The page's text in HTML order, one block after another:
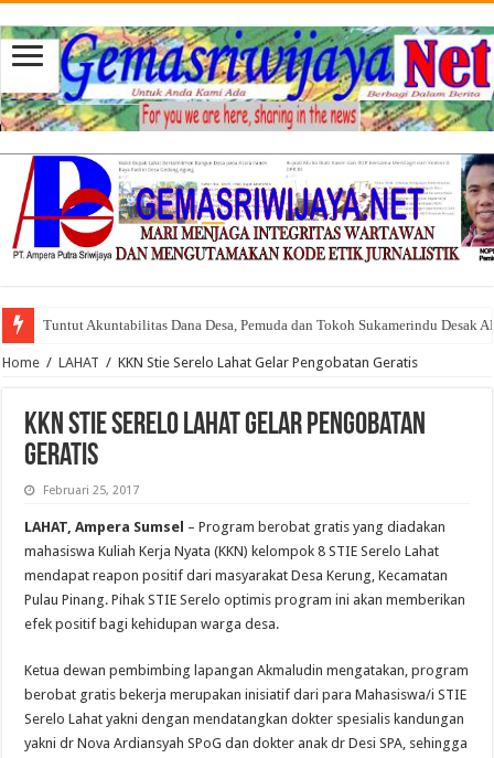
Tuntut Akuntabilitas Dana Desa, Pemuda dan Tokoh Sukamerindu Desak
Home / LAHAT / KKN Stie Serelo Lahat Gelar Pengobatan Geratis
KKN Stie Serelo Lahat Gelar Pengobatan
Geratis
Februari 25, 2017
LAHAT, Ampera Sumsel – Program berobat gratis yang diadakan
mahasiswa Kuliah Kerja Nyata (KKN) kelompok 8 STIE Serelo Lahat
mendapat reapon positif dari masyarakat Desa Kerung, Kecamatan
Pulau Pinang. Pihak STIE Serelo optimis program ini akan memberikan
efek positif bagi kehidupan warga desa.
Ketua dewan pembimbing lapangan Akmaludin mengatakan, program
berobat gratis bekerja merupakan inisiatif dari para Mahasiswa/i STIE
Serelo Lahat yakni dengan mendatangkan dokter spesialis kandungan
yakni dr Nova Ardiansyah SPoG dan dokter anak dr Desi SPA, sehingga